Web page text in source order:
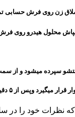
زن روی فرش حسابی
محلول هیدرو روی فرش
سپرده میشود و از سمت
آماده پهن شدن نهایی میگردد.
نظرات خود را در